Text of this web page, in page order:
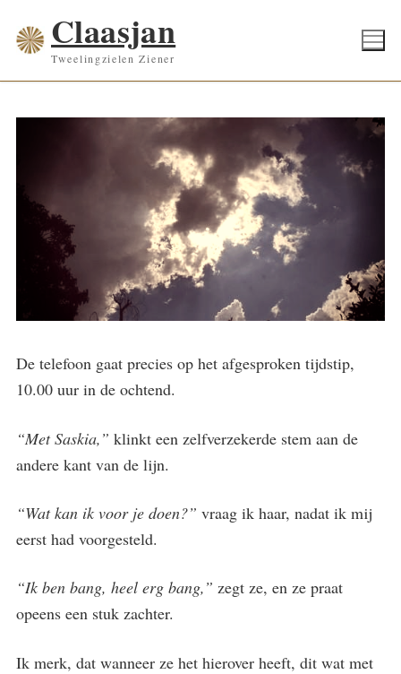
naar
Claasjan
Tweelingzielen Ziener
De telefoon gaat precies op het afgesproken tijdstip,
10.00 uur in de ochtend.
“Met Saskia,” klinkt een zelfverzekerde stem aan de
andere kant van de lijn.
“Wat kan ik voor je doen?” vraag ik haar, nadat ik mij
eerst had voorgesteld.
“Ik ben bang, heel erg bang,” zegt ze, en ze praat
opeens een stuk zachter.
Ik merk, dat wanneer ze het hierover heeft, dit wat met